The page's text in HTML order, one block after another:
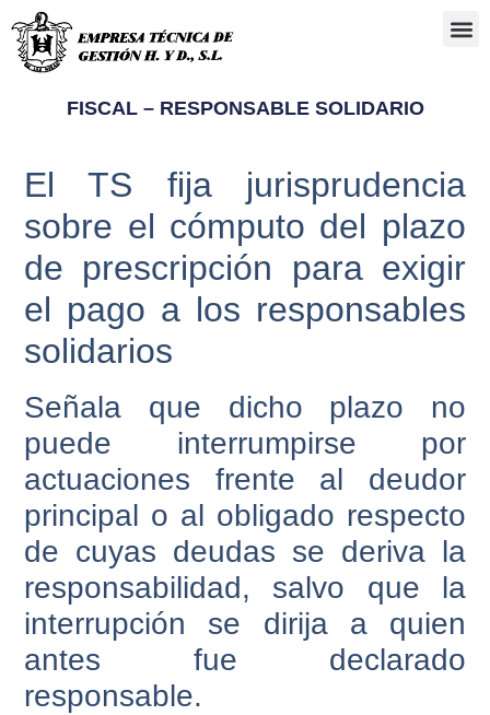
FISCAL – RESPONSABLE SOLIDARIO
El TS fija jurisprudencia
sobre el cómputo del plazo
de prescripción para exigir
el pago a los responsables
solidarios
Señala que dicho plazo no
puede interrumpirse por
actuaciones frente al deudor
principal o al obligado respecto
de cuyas deudas se deriva la
responsabilidad, salvo que la
interrupción se dirija a quien
antes fue declarado
responsable.